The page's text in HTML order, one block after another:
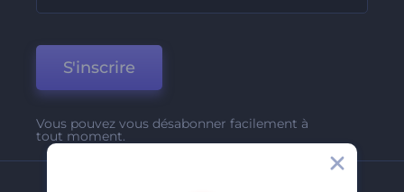
S'inscrire
Vous pouvez vous désabonner facilement à
tout moment.